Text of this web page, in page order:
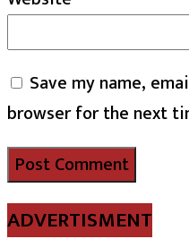
Save my name,
browser for the next
ADVERTISMENT